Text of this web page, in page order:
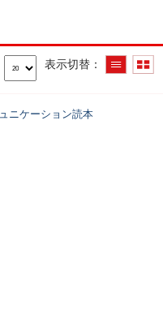
表示切替
ニケーション読本